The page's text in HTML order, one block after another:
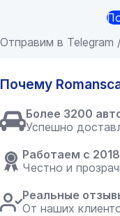
Отправим в Telegram
Почему
Более 3200
Успешно
Работаем с
Честно и
Реальные
От наших